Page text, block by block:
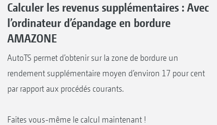
Calculer les revenus supplémentaires : Avec
l’ordinateur d’épandage en bordure
AMAZONE
AutoTS permet d’obtenir sur la zone de bordure un
rendement supplémentaire moyen d’environ 17 pour cent
par rapport aux procédés courants.
Faites vous-même le calcul maintenant !